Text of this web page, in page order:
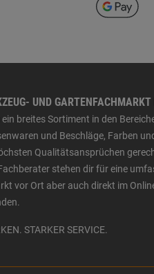
UND GARTENFACHMARKT
ein breites Sortiment in den
und Beschläge, Farben
Qualitätsansprüchen
stehen dir für eine
vor Ort aber auch direkt im
STARKER SERVICE.